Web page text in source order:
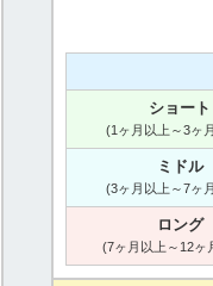
ショート
(1ヶ月以上～3ヶ
ミドル
(3ヶ月以上～7ヶ
ロング
(7ヶ月以上～12ヶ